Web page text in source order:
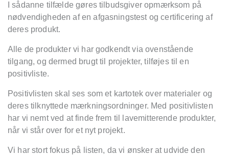
I sådanne tilfælde gøres tilbudsgiver opmærksom på
nødvendigheden af en afgasningstest og certificering af
deres produkt.
Alle de produkter vi har godkendt via ovenstående
tilgang, og dermed brugt til projekter, tilføjes til en
positivliste.
Positivlisten skal ses som et kartotek over materialer og
deres tilknyttede mærkningsordninger. Med positivlisten
har vi nemt ved at finde frem til lavemitterende produkter,
når vi står over for et nyt projekt.
Vi har stort fokus på listen, da vi ønsker at udvide den